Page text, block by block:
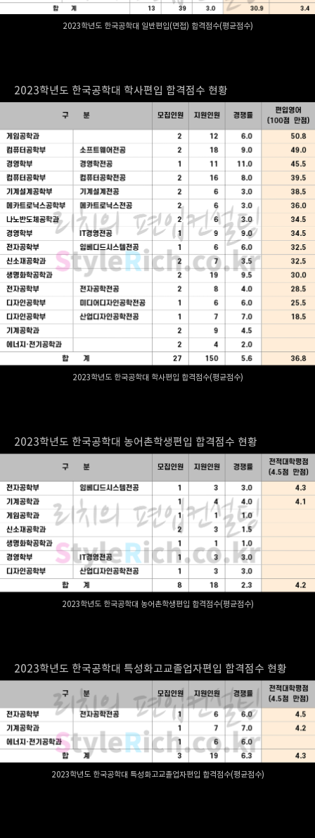
2023학년도 한국공학대 일반편입(면접) 합격점수(평균점수)
2023학년도 한국공학대 학사편입 합격점수 현황
2023학년도 한국공학대 학사편입 합격점수(평균점수)
2023학년도 한국공학대 농어촌학생편입 합격점수 현황
2023학년도 한국공학대 농어촌학생편입 합격점수(평균점수)
2023학년도 한국공학대 특성화고교졸업자편입 합격점수 현황
2023학년도 한국공학대 특성화고교졸업자편입 합격점수(평균점수)